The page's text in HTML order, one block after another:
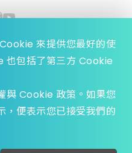
All Rights reserved.
來提供您最好的使
也包括了第三方 Cookie
與 Cookie 政策。如果您
，便表示您已接受我們的